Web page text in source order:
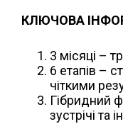
КЛЮЧОВА
3 місяці –
6 етапів –
чіткими
Гібридний
зустрічі та